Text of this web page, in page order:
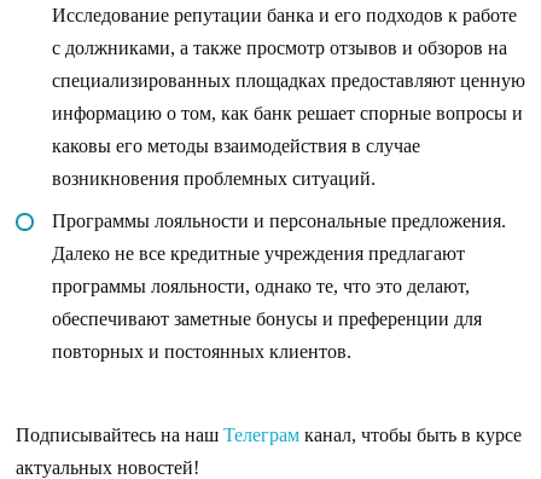
Исследование репутации банка и его подходов к работе
с должниками, а также просмотр отзывов и обзоров на
специализированных площадках предоставляют ценную
информацию о том, как банк решает спорные вопросы и
каковы его методы взаимодействия в случае
возникновения проблемных ситуаций.
Программы лояльности и персональные предложения.
Далеко не все кредитные учреждения предлагают
программы лояльности, однако те, что это делают,
обеспечивают заметные бонусы и преференции для
повторных и постоянных клиентов.
Подписывайтесь на наш Телеграм канал, чтобы быть в курсе
актуальных новостей!